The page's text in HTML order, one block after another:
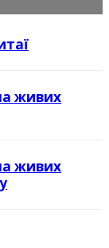
живих
живих